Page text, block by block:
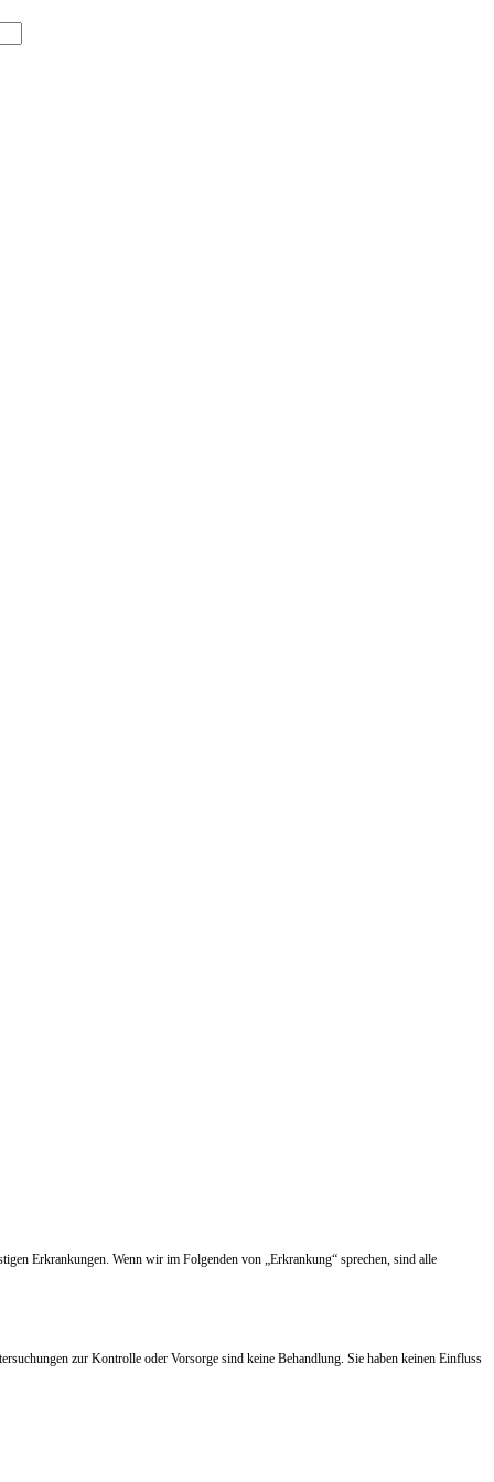
Erkrankungen. Wenn wir im Folgenden von „Erkrankung“ sprechen, sind alle
zur Kontrolle oder Vorsorge sind keine Behandlung. Sie haben keinen Einfluss